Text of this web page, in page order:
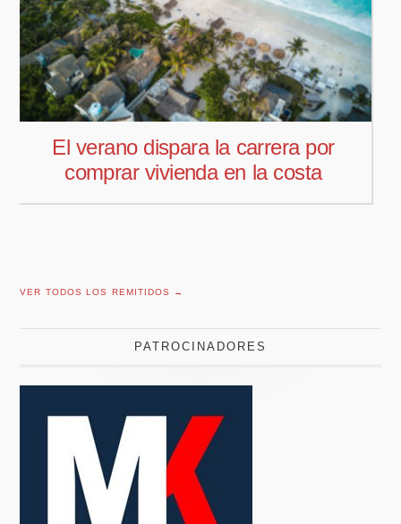
Pedro Aguiar nuevo responsable
comercial para Offcoustic Iberia
VER TODOS LOS REMITIDOS →
PATROCINADORES